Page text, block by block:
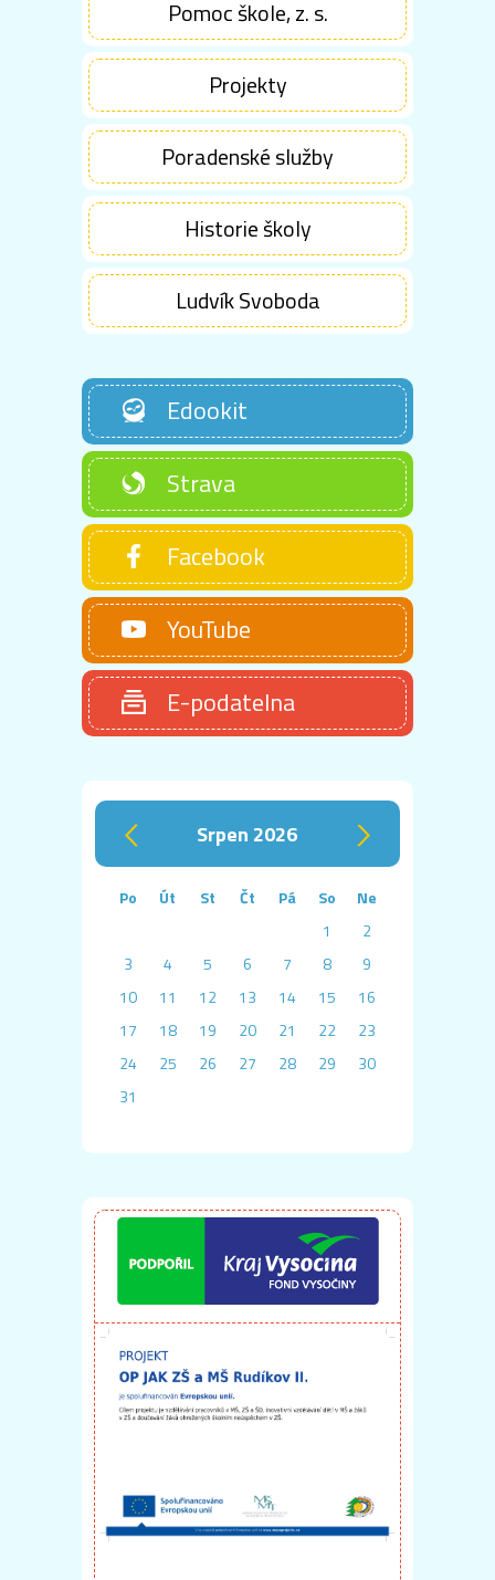
Pomoc škole, z. s.
Projekty
Poradenské služby
Historie školy
Ludvík Svoboda
Edookit
Strava
Facebook
YouTube
E-podatelna
‹ srpen 2026 ›
Po Út St Čt Pá So
Ne
1
2
3
4 5 6 7 8
9
10
11 12 13 14 15
16
17
18 19 20 21 22
23
24
25 26 27 28 29
30
31